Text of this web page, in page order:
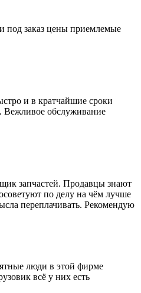
под заказ цены приемлемые
и в кратчайшие сроки
Вежливое обслуживание
запчастей. Продавцы знают
по делу на чём лучше
переплачивать. Рекомендую
люди в этой фирме
всё у них есть